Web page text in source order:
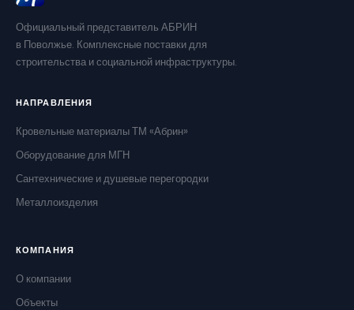
Официальный представитель АБРИН
в Поволжье. Комплексные поставки для
строительства и социальной инфраструктуры.
НАПРАВЛЕНИЯ
Кровельные материалы ТМ «Абрин»
Оборудование для МГН
Сантехнические и душевые перегородки
Металлоизделия
КОМПАНИЯ
О компании
Объекты